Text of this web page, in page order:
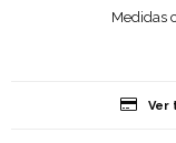
Medidas
Ver